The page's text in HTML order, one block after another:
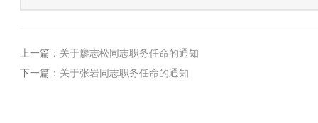
上一篇： 关于廖志松同志职务任命的通知
下一篇： 关于张岩同志职务任命的通知